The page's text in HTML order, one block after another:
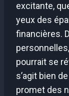
excitante,
yeux des
financières.
pourrait se
s’agit bien
promet des